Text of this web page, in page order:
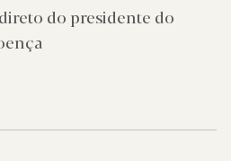
do presidente do